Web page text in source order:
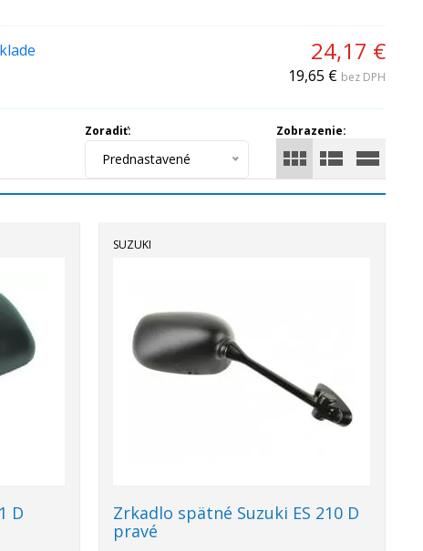
24,17 €
19,65 € bez DPH
Zobrazenie:
Zoradiť:
Prednastavené
D
SUZUKI
Zrkadlo spätné Suzuki ES 210 D
pravé